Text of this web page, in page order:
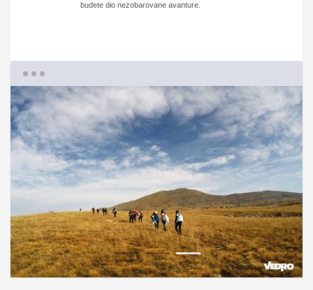
budete dio nezobarovane avanture.
1 2 3